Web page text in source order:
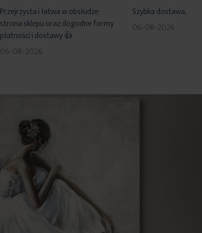
Przejrzysta i łatwa w obsłudze
strona sklepu oraz dogodne formy
płatności i dostawy 👍
06-08-2026
Szybka dostawa,
06-08-2026